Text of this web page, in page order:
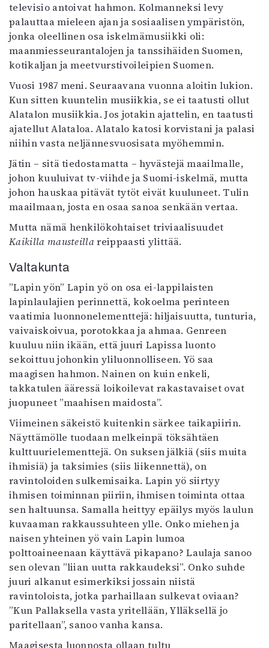
televisio antoivat hahmon. Kolmanneksi levy
palauttaa mieleen ajan ja sosiaalisen ympäristön,
jonka oleellinen osa iskelmämusiikki oli:
maanmiesseurantalojen ja tanssihäiden Suomen,
kotikaljan ja meetvurstivoileipien Suomen.
Vuosi 1987 meni. Seuraavana vuonna aloitin lukion.
Kun sitten kuuntelin musiikkia, se ei taatusti ollut
Alatalon musiikkia. Jos jotakin ajattelin, en taatusti
ajatellut Alataloa. Alatalo katosi korvistani ja palasi
niihin vasta neljännesvuosisata myöhemmin.
Jätin – sitä tiedostamatta – hyvästejä maailmalle,
johon kuuluivat tv-viihde ja Suomi-iskelmä, mutta
johon hauskaa pitävät tytöt eivät kuuluneet. Tulin
maailmaan, josta en osaa sanoa senkään vertaa.
Mutta nämä henkilökohtaiset triviaalisuudet
Kaikilla mausteillareippaasti ylittää.
Valtakunta
”Lapin yön” Lapin yö on osa ei-lappilaisten
lapinlaulajien perinnettä, kokoelma perinteen
vaatimia luonnonelementtejä: hiljaisuutta, tunturia,
vaivaiskoivua, porotokkaa ja ahmaa. Genreen
kuuluu niin ikään, että juuri Lapissa luonto
sekoittuu johonkin yliluonnolliseen. Yö saa
maagisen hahmon. Nainen on kuin enkeli,
takkatulen ääressä loikoilevat rakastavaiset ovat
juopuneet ”maahisen maidosta”.
Viimeinen säkeistö kuitenkin särkee taikapiirin.
Näyttämölle tuodaan melkeinpä töksähtäen
kulttuurielementtejä. On suksen jälkiä (siis muita
ihmisiä) ja taksimies (siis liikennettä), on
ravintoloiden sulkemisaika. Lapin yö siirtyy
ihmisen toiminnan piiriin, ihmisen toiminta ottaa
sen haltuunsa. Samalla heittyy epäilys myös laulun
kuvaaman rakkaussuhteen ylle. Onko miehen ja
naisen yhteinen yö vain Lapin lumoa
polttoaineenaan käyttävä pikapano? Laulaja sanoo
sen olevan ”liian uutta rakkaudeksi”. Onko suhde
juuri alkanut esimerkiksi jossain niistä
ravintoloista, jotka parhaillaan sulkevat oviaan?
”Kun Pallaksella vasta yritellään, Ylläksellä jo
paritellaan”, sanoo vanha kansa.
Maagisesta luonnosta ollaan tultu